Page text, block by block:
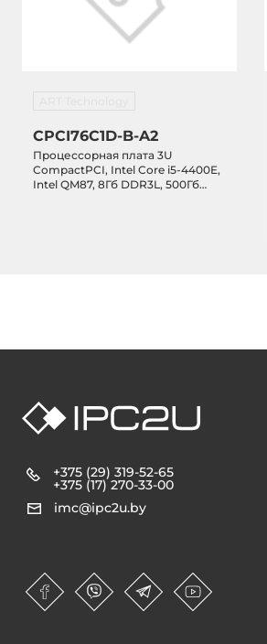
CPCI76C1D-B-A2
Процессорная плата 3U
CompactPCI, Intel Core i5-4400E,
Intel QM87, 8Гб DDR3L, 500Гб
+375 (29) 319-52-65
+375 (17) 270-33-00
imc@ipc2u.by